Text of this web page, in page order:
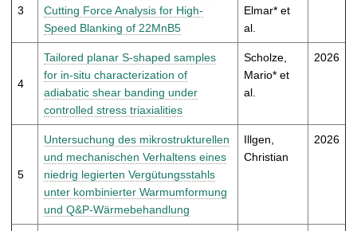
3
Cutting Force Analysis for High-
Speed Blanking of 22MnB5
Elmar* et
al.
4
Tailored planar S-shaped samples
for in-situ characterization of
adiabatic shear banding under
controlled stress triaxialities
Scholze,
Mario* et
al.
2026
5
Untersuchung des mikrostrukturellen
und mechanischen Verhaltens eines
niedrig legierten Vergütungsstahls
unter kombinierter Warmumformung
und Q&P-Wärmebehandlung
Illgen,
Christian
2026